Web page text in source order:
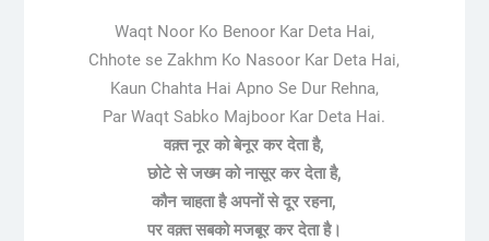
Waqt Noor Ko Benoor Kar Deta Hai,
Chhote se Zakhm Ko Nasoor Kar Deta Hai,
Kaun Chahta Hai Apno Se Dur Rehna,
Par Waqt Sabko Majboor Kar Deta Hai.
वक़्त नूर को बेनूर कर देता है,
छोटे से जख्म को नासूर कर देता है,
कौन चाहता है अपनों से दूर रहना,
पर वक़्त सबको मजबूर कर देता है।